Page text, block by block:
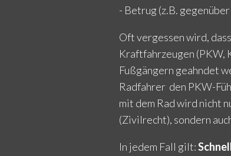
- Betrug (z.B.
Oft vergessen wird,
Kraftfahrzeugen (PKW,
Fußgängern geahndet
Radfahrer den PKW-
mit dem Rad wird nicht
(Zivilrecht), sondern
In jedem Fall gilt: